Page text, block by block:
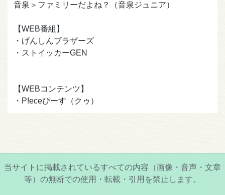
音泉＞ファミリーだよね？（音泉ジュニア）
【WEB番組】
・げんしんブラザーズ
・ストイッカーGEN
【WEBコンテンツ】
・P!eceぴーす（クゥ）
当サイトに掲載されているすべての内容（画像・音声・文章
等）の無断での使用・転載・引用を禁止します。